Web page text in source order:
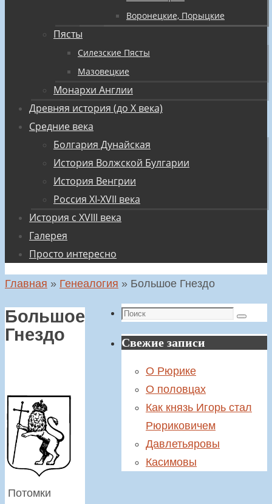
Воронецкие, Порыцкие
Пясты
Силезские Пясты
Мазовецкие
Монархи Англии
Древняя история (до X века)
Средние века
Болгария Дунайская
История Волжской Булгарии
История Венгрии
Россия XI-XVII века
История с XVIII века
Галерея
Просто интересно
Главная » Генеалогия » Большое Гнездо
Большое
Гнездо
Потомки
Поиск
Поиск
Свежие записи
О Рюрике
О половцах
Как князь Игорь стал
Рюриковичем
Давлетьяровы
Касимовы